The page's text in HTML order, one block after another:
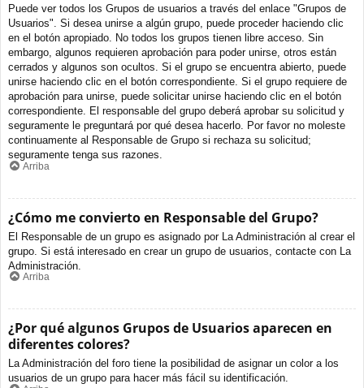
Puede ver todos los Grupos de usuarios a través del enlace "Grupos de
Usuarios". Si desea unirse a algún grupo, puede proceder haciendo clic
en el botón apropiado. No todos los grupos tienen libre acceso. Sin
embargo, algunos requieren aprobación para poder unirse, otros están
cerrados y algunos son ocultos. Si el grupo se encuentra abierto, puede
unirse haciendo clic en el botón correspondiente. Si el grupo requiere de
aprobación para unirse, puede solicitar unirse haciendo clic en el botón
correspondiente. El responsable del grupo deberá aprobar su solicitud y
seguramente le preguntará por qué desea hacerlo. Por favor no moleste
continuamente al Responsable de Grupo si rechaza su solicitud;
seguramente tenga sus razones.
Arriba
¿Cómo me convierto en Responsable del Grupo?
El Responsable de un grupo es asignado por La Administración al crear el
grupo. Si está interesado en crear un grupo de usuarios, contacte con La
Administración.
Arriba
¿Por qué algunos Grupos de Usuarios aparecen en
diferentes colores?
La Administración del foro tiene la posibilidad de asignar un color a los
usuarios de un grupo para hacer más fácil su identificación.